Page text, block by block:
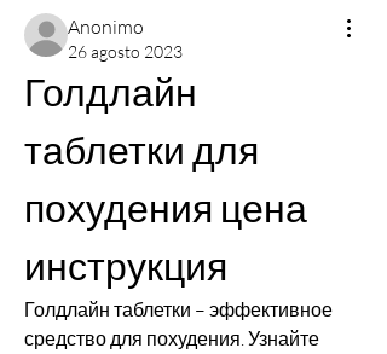
Anonimo
26 agosto 2023
Голдлайн
таблетки для
похудения цена
инструкция
Голдлайн таблетки – эффективное
средство для похудения. Узнайте